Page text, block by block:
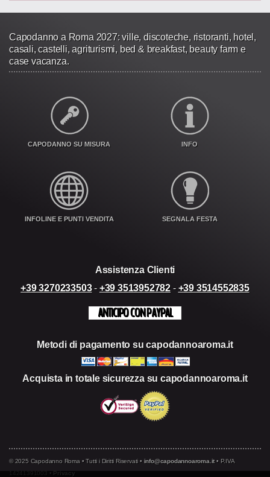
Capodanno a Roma 2027: ville, discoteche, ristoranti, hotel,
casali, castelli, agriturismi, bed & breakfast, beauty farm e
case vacanza.
CAPODANNO SU MISURA INFO
INFOLINE E PUNTI VENDITA SEGNALA FESTA
Assistenza Clienti
+39 3270233503- +39 3513952782 - +39 3514552835
ANTICIPO CON PAYPAL
Metodi di pagamento su capodannoaroma.it
Acquista in totale sicurezza su capodannoaroma.it
© 2025 Capodanno Roma • Tutti i Diritti Riservati • info@capodannoaroma.it• P.IVA
14241391003 • Privacy